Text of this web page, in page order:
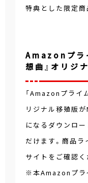
特典とした限定商
Amazonプラ
想曲』オリジ
「Amazonプライ
リジナル移殖版
になるダウンロ
だけます。商品
サイトをご確認く
※本Amazonプラ